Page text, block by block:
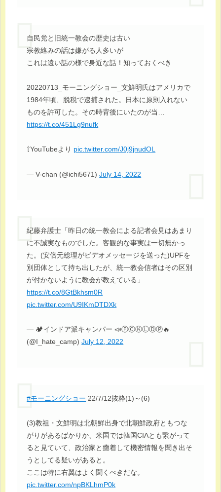
自民党と旧統一教会の歴史は古い
宗教絡みの話は嫌がる人多いが
これは遠い話の様で身近な話！知っておくべき
20220713_モーニングショー_文鮮明氏はアメリカで
1984年頃、脱税で逮捕された。日本に原則入れない
ものを許可した。その時背後にいたのが当…
https://t.co/451Lg9nufk
⇧YouTubeより pic.twitter.com/J0j9jnudOL
— V-chan (@ichi5671)July 14, 2022
紀藤弁護士「昨日の統一教会による記者会見はあまり
に不誠実なものでした。客観的な事実は一切無かっ
た。(安倍元総理がビデオメッセージを送った)UPFを
別団体として持ち出したが、統一教会信者はその区別
が付かないように教会が教えている」
https://t.co/8GtBkhsm0R
pic.twitter.com/U9IKmDTDXk
— 🏕インドア派キャンパー 📣ⒻⒸⓀⓁⒹⓅ🔥
(@I_hate_camp)July 12, 2022
#モーニングショー 22/7/12抜粋(1)～(6)
(3)教祖・文鮮明は北朝鮮出身で北朝鮮政府ともつな
がりがあるばかりか、米国では韓国CIAとも繋がって
ると見ていて、政治家と癒着して機密情報を聞き出そ
うとしてる疑いがあると。
ここは特に右翼はよく聞くべきだな。
pic.twitter.com/npBKLhmP0k